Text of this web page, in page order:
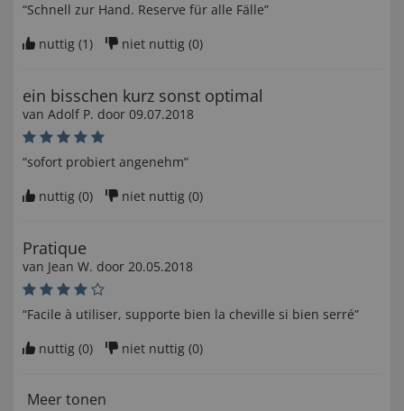
“Schnell zur Hand. Reserve für alle Fälle”
nuttig (1) niet nuttig (0)
ein bisschen kurz sonst optimal
van Adolf P. door 09.07.2018
“sofort probiert angenehm”
nuttig (0) niet nuttig (0)
Pratique
van Jean W. door 20.05.2018
“Facile à utiliser, supporte bien la cheville si bien serré”
nuttig (0) niet nuttig (0)
Meer tonen